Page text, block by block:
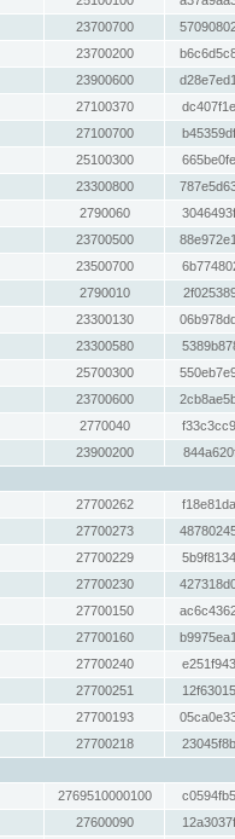
23700700
23700200
23900600
27100370
27100700
25100300
23300800
2790060
23700500
23500700
2790010
23300130
23300580
25700300
23700600
2770040
23900200
27700262
27700273
27700229
27700230
27700150
27700160
27700240
27700251
27700193
27700218
2769510000100
27600090